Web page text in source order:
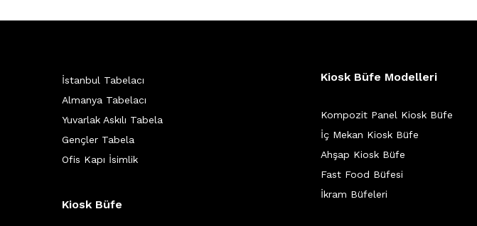
İstanbul Tabelacı
Almanya Tabelacı
Yuvarlak Askılı Tabela
Gençler Tabela
Ofis Kapı İsimlik
Kiosk Büfe
Kiosk Büfe Modelleri
Kompozit Panel Kiosk Büfe
İç Mekan Kiosk Büfe
Ahşap Kiosk Büfe
Fast Food Büfesi
İkram Büfeleri